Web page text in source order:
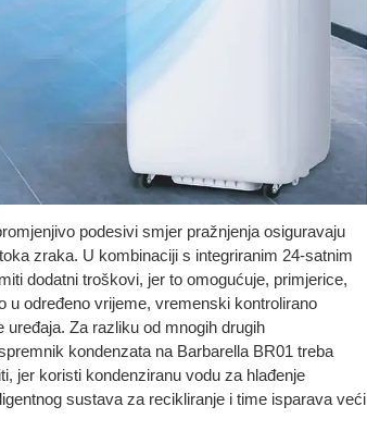
podesivi smjer pražnjenja osiguravaju
zraka. U kombinaciji s integriranim 24-satnim
dodatni troškovi, jer to omogućuje, primjerice,
u određeno vrijeme, vremenski kontrolirano
uređaja. Za razliku od mnogih drugih
kondenzata na Barbarella BR01 treba
jer koristi kondenziranu vodu za hlađenje
sustava za recikliranje i time isparava veći